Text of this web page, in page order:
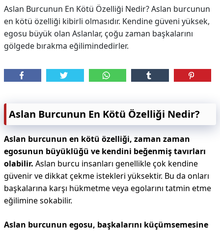
Aslan Burcunun En Kötü Özelliği Nedir? Aslan burcunun
en kötü özelliği kibirli olmasıdır. Kendine güveni yüksek,
egosu büyük olan Aslanlar, çoğu zaman başkalarını
gölgede bırakma eğilimindedirler.
Aslan Burcunun En Kötü Özelliği Nedir?
Aslan burcunun en kötü özelliği, zaman zaman
egosunun büyüklüğü ve kendini beğenmiş tavırları
olabilir. Aslan burcu insanları genellikle çok kendine
güvenir ve dikkat çekme istekleri yüksektir. Bu da onları
başkalarına karşı hükmetme veya egolarını tatmin etme
eğilimine sokabilir.
Aslan burcunun egosu, başkalarını küçümsemesine